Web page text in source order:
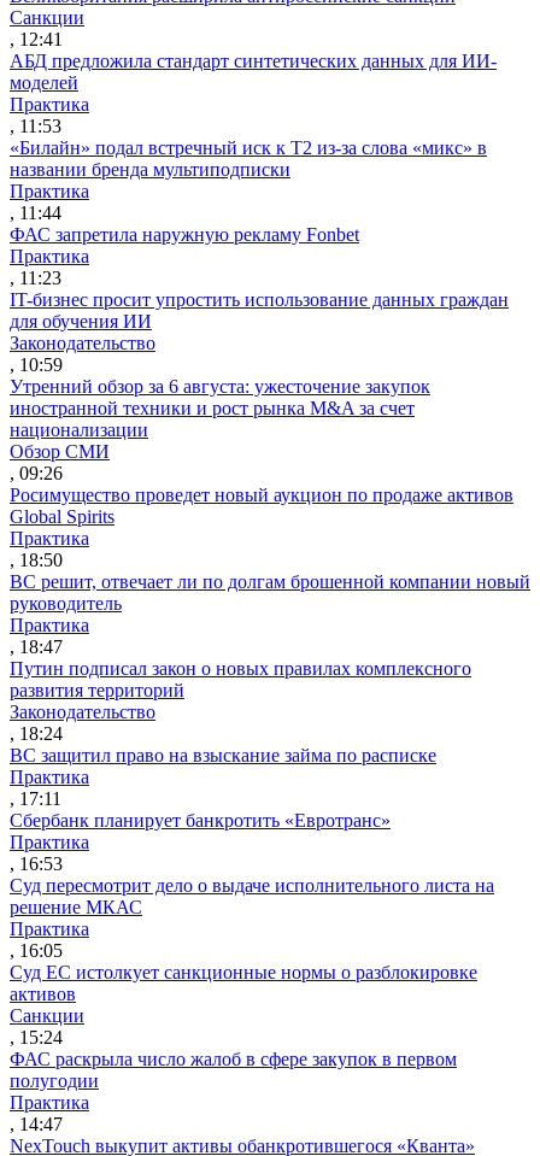
Санкции
, 12:41
АБД предложила стандарт синтетических данных для ИИ-
моделей
Практика
, 11:53
«Билайн» подал встречный иск к Т2 из-за слова «микс» в
названии бренда мультиподписки
Практика
, 11:44
ФАС запретила наружную рекламу Fonbet
Практика
, 11:23
IT-бизнес просит упростить использование данных граждан
для обучения ИИ
Законодательство
, 10:59
Утренний обзор за 6 августа: ужесточение закупок
иностранной техники и рост рынка M&A за счет
национализации
Обзор СМИ
, 09:26
Росимущество проведет новый аукцион по продаже активов
Global Spirits
Практика
, 18:50
ВС решит, отвечает ли по долгам брошенной компании новый
руководитель
Практика
, 18:47
Путин подписал закон о новых правилах комплексного
развития территорий
Законодательство
, 18:24
ВС защитил право на взыскание займа по расписке
Практика
, 17:11
Сбербанк планирует банкротить «Евротранс»
Практика
, 16:53
Суд пересмотрит дело о выдаче исполнительного листа на
решение МКАС
Практика
, 16:05
Суд ЕС истолкует санкционные нормы о разблокировке
активов
Санкции
, 15:24
ФАС раскрыла число жалоб в сфере закупок в первом
полугодии
Практика
, 14:47
NexTouch выкупит активы обанкротившегося «Кванта»